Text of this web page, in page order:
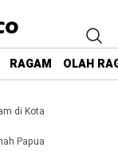
RAGAM OLAH
di Kota
Papua